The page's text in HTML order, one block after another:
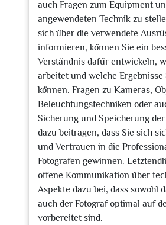
auch Fragen zum Equipment
angewendeten Technik zu
sich über die verwendete
informieren, können Sie ein
Verständnis dafür entwickeln,
arbeitet und welche
können. Fragen zu Kameras,
Beleuchtungstechniken oder
Sicherung und Speicherung der
dazu beitragen, dass Sie sich
und Vertrauen in die
Fotografen gewinnen.
offene Kommunikation über
Aspekte dazu bei, dass sowohl
auch der Fotograf optimal auf
vorbereitet sind.